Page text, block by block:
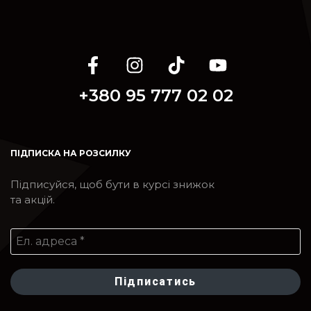
+380 95 777 02 02
ПІДПИСКА НА РОЗСИЛКУ
Підписуйся, щоб бути в курсі знижок
та акцій.